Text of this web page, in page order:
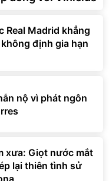
Real Madrid khẳng
định gia hạn
nộ vì phát ngôn
xưa: Giọt nước mắt
lại thiên tình sử